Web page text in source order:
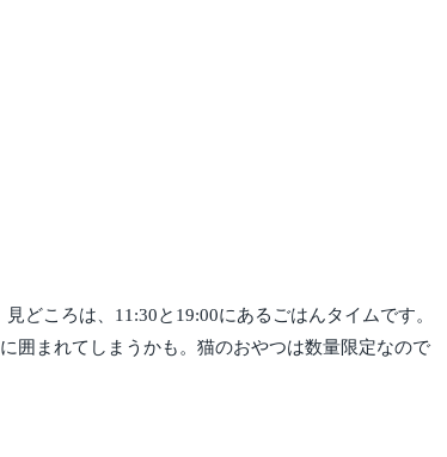
どころは、11:30と19:00にあるごはんタイムです。
囲まれてしまうかも。猫のおやつは数量限定なので